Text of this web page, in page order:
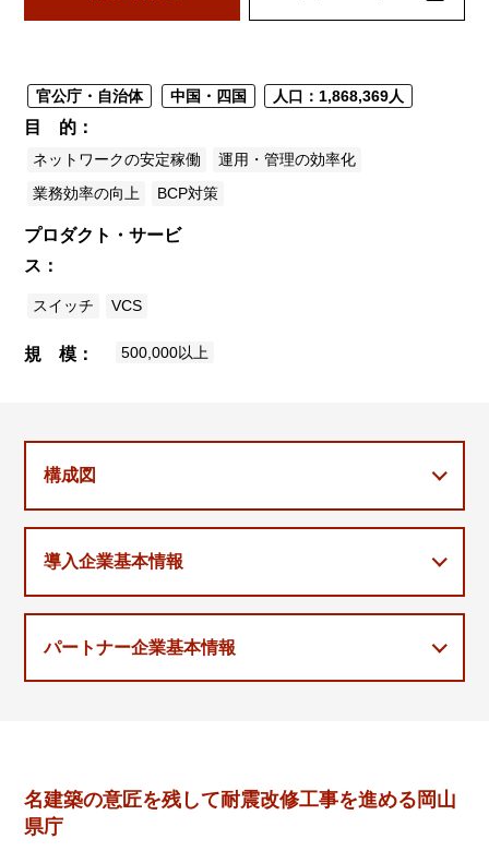
官公庁・自治体 中国・四国 人口：1,868,369人
目 的
ネットワークの安定稼働
運用・管理の効率化
業務効率の向上
BCP対策
プロダクト・サービ
ス
スイッチ VCS
規 模 500,000以上
構成図
導入企業基本情報
パートナー企業基本情報
名建築の意匠を残して耐震改修工事を進める岡山
県庁